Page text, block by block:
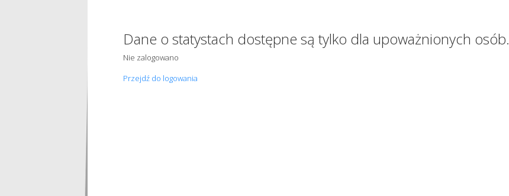
Dane o statystach dostępne są tylko dla upoważnionych osób.
Nie zalogowano
Przejdź do logowania